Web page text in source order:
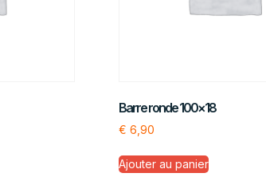
Barre ronde 100×18
€ 6,90
Ajouter au panier